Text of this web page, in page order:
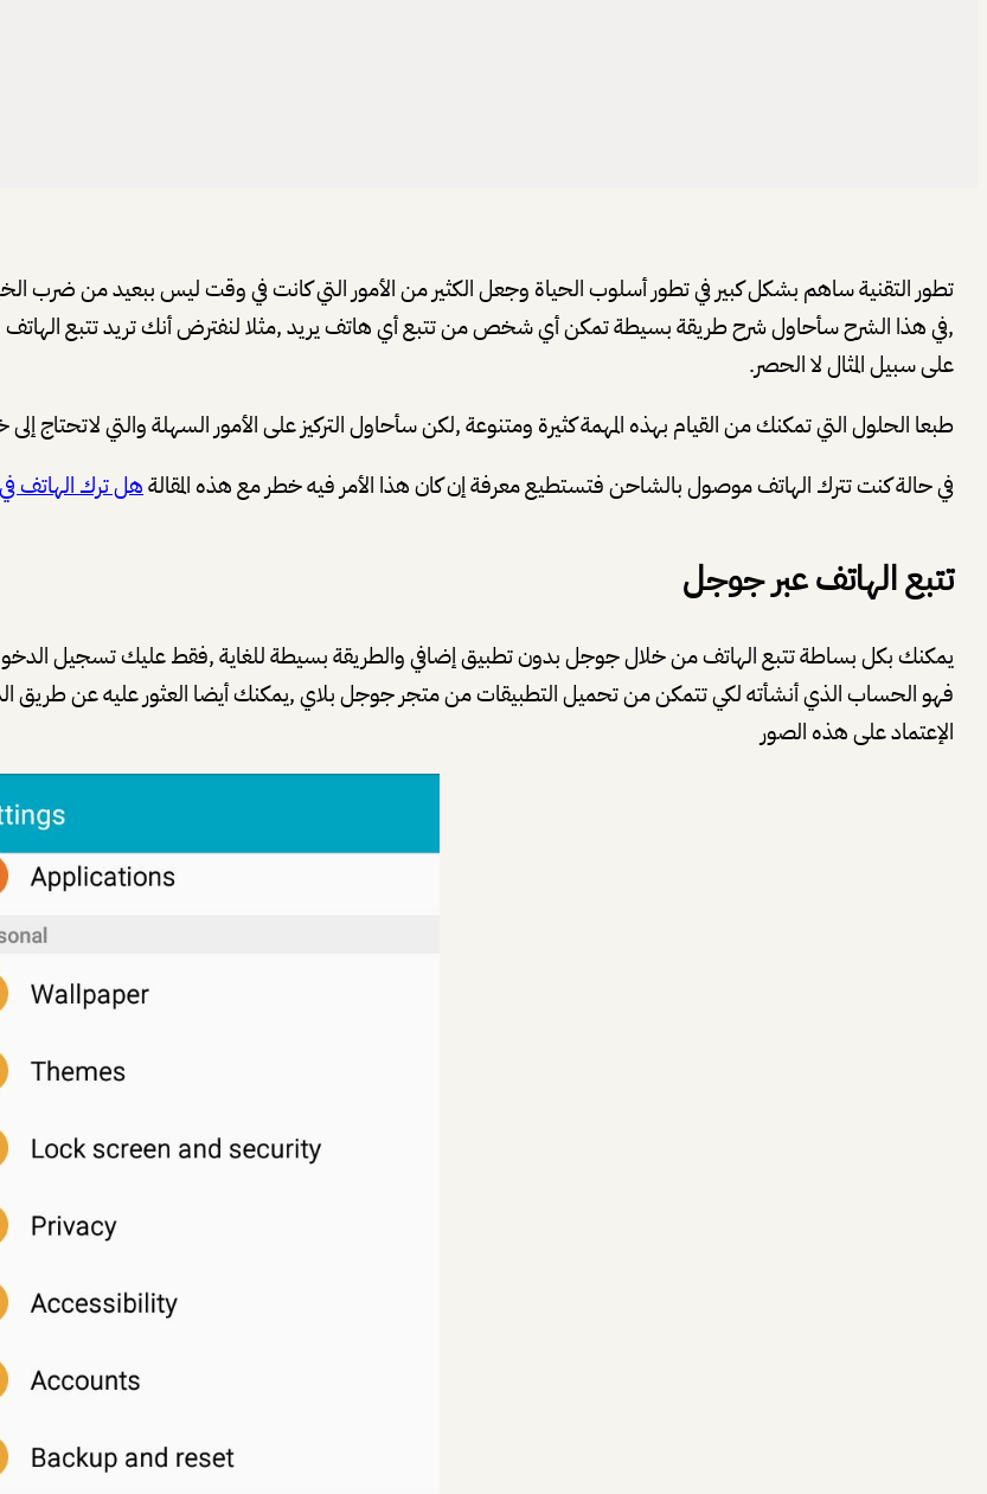
تطور التقنية ساهم بشكل كبير في تطور أسلوب الحياة وجعل الكثير من الأمور التي كانت في وقت ليس ببعيد من ضرب
,في هذا الشرح سأحاول شرح طريقة بسيطة تمكن أي شخص من تتبع أي هاتف يريد ,مثلا لنفترض أنك تريد تتبع الهاتف
على سبيل المثال لا الحصر.
طبعا الحلول التي تمكنك من القيام بهذه المهمة كثيرة ومتنوعة ,لكن سأحاول التركيز على الأمور السهلة والتي لاتحتاج
في حالة كنت تترك الهاتف موصول بالشاحن فتستطيع معرفة إن كان هذا الأمر فيه خطر مع هذه المقالةهل ترك الهاتف
تتبع الهاتف عبر جوجل
يمكنك بكل بساطة تتبع الهاتف من خلال جوجل بدون تطبيق إضافي والطريقة بسيطة للغاية ,فقط عليك تسجيل
فهو الحساب الذي أنشأته لكي تتمكن من تحميل التطبيقات من متجر جوجل بلاي ,يمكنك أيضا العثور عليه عن
الإعتماد على هذه الصور